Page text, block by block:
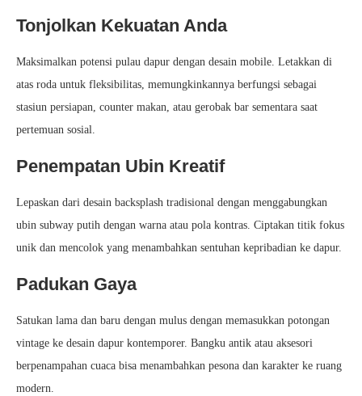
Tonjolkan Kekuatan Anda
Maksimalkan potensi pulau dapur dengan desain mobile. Letakkan di
atas roda untuk fleksibilitas, memungkinkannya berfungsi sebagai
stasiun persiapan, counter makan, atau gerobak bar sementara saat
pertemuan sosial.
Penempatan Ubin Kreatif
Lepaskan dari desain backsplash tradisional dengan menggabungkan
ubin subway putih dengan warna atau pola kontras. Ciptakan titik fokus
unik dan mencolok yang menambahkan sentuhan kepribadian ke dapur.
Padukan Gaya
Satukan lama dan baru dengan mulus dengan memasukkan potongan
vintage ke desain dapur kontemporer. Bangku antik atau aksesori
berpenampahan cuaca bisa menambahkan pesona dan karakter ke ruang
modern.